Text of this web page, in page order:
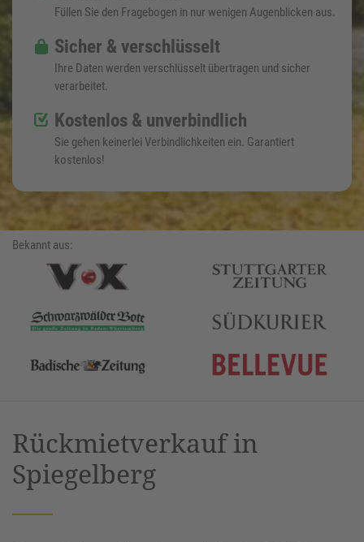
Füllen Sie den Fragebogen in nur wenigen Augenblicken aus.
Sicher & verschlüsselt
Ihre Daten werden verschlüsselt übertragen und sicher
verarbeitet.
Kostenlos & unverbindlich
Sie gehen keinerlei Verbindlichkeiten ein. Garantiert
kostenlos!
Bekannt aus:
Rückmietverkauf in
Spiegelberg